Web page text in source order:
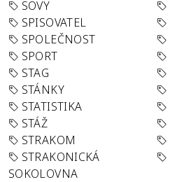
SOVY
SPISOVATEL
SPOLEČNOST
SPORT
STAG
STÁNKY
STATISTIKA
STÁŽ
STRAKOM
STRAKONICKÁ
SOKOLOVNA